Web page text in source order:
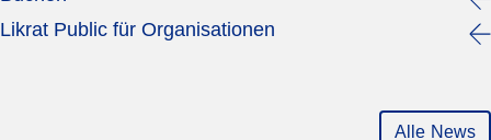
Likrat Public für Organisationen
Alle News